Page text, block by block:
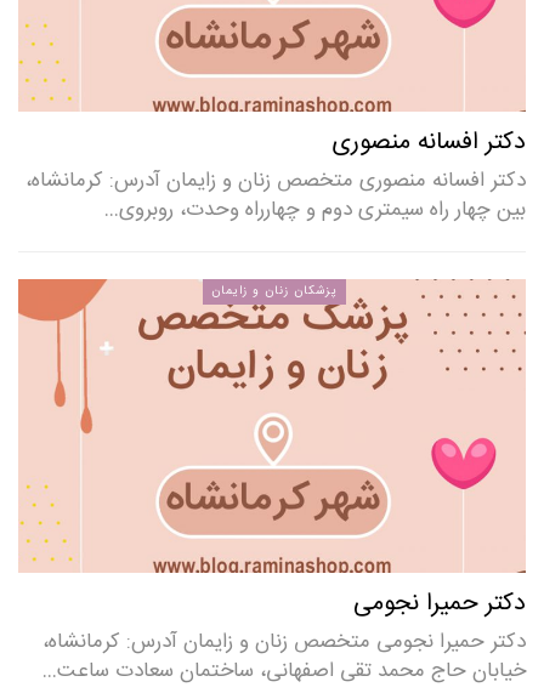
دکتر افسانه منصوری
دکتر افسانه منصوری متخصص زنان و زایمان آدرس: کرمانشاه،
بین چهار راه سیمتری دوم و چهارراه وحدت، روبروی…
پزشکان زنان و زایمان
دکتر حمیرا نجومی
دکتر حمیرا نجومی متخصص زنان و زایمان آدرس: کرمانشاه،
خیابان حاج محمد تقی اصفهانی، ساختمان سعادت ساعت…